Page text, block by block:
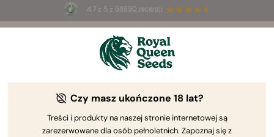
4.7 z 5 z 58690 recenzji
Summer Sales: do 50% zniżki
na wybrane produkty ⏤
Czy masz ukończone 18 lat?
Treści i produkty na naszej stronie internetowej są
zarezerwowane dla osób pełnoletnich. Zapoznaj się z